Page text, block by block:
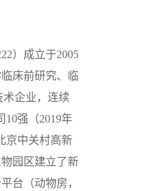
）成立于2005
床前研究、临
术企业，连续
10强（2019年
京中关村高新
园区建立了新
台（动物房，